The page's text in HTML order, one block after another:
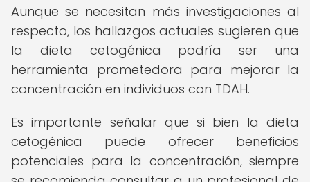
Aunque se necesitan más investigaciones al
respecto, los hallazgos actuales sugieren que
la dieta cetogénica podría ser una
herramienta prometedora para mejorar la
concentración en individuos con TDAH.
Es importante señalar que si bien la dieta
cetogénica puede ofrecer beneficios
potenciales para la concentración, siempre